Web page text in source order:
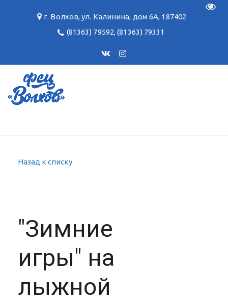
г. Волхов,ул. Калинина, дом 6А, 187402
(81363) 79592,(81363) 79331
Назад к списку
"Зимние
игры" на
лыжной